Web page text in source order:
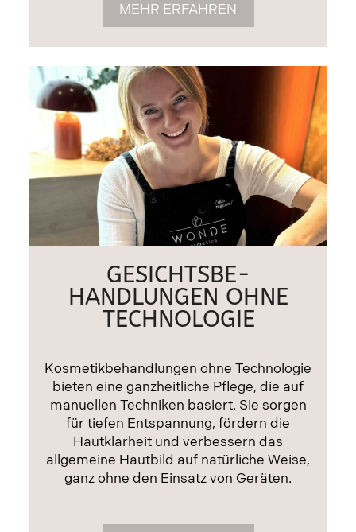
MEHR ERFAHREN
GESICHTSBE-
HANDLUNGEN OHNE
TECHNOLOGIE
Kosmetikbehandlungen ohne Technologie
bieten eine ganzheitliche Pflege, die auf
manuellen Techniken basiert. Sie sorgen
für tiefen Entspannung, fördern die
Hautklarheit und verbessern das
allgemeine Hautbild auf natürliche Weise,
ganz ohne den Einsatz von Geräten.